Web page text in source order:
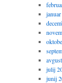
julij
junij